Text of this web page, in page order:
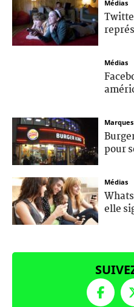
Médias
Médias
Marques
pour
Médias
elle